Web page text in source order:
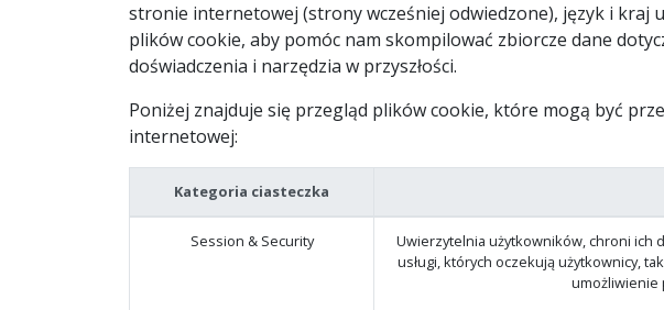
stronie internetowej (strony wcześniej odwiedzone), język i kraj
plików cookie, aby pomóc nam skompilować zbiorcze dane
doświadczenia i narzędzia w przyszłości.
Poniżej znajduje się przegląd plików cookie, które mogą być
internetowej:
Kategoria ciasteczka
Session & Security
Uwierzytelnia użytkowników, chroni ich
usługi, których oczekują użytkownicy,
umożliwienie